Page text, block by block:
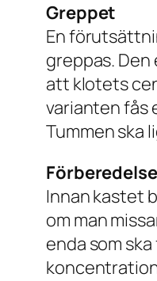
Greppet
En
greppas.
att klotets
varianten fås
Tummen ska
Förberedelse
Innan kastet
om man
enda som